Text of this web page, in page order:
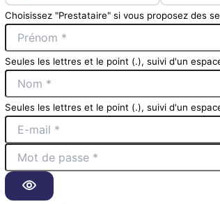
Choisissez "Prestataire" si vous proposez des
Seules les lettres et le point (.), suivi d'un
Seules les lettres et le point (.), suivi d'un